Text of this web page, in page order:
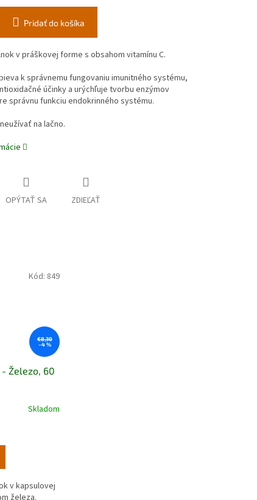
Pridať do košíka
v práškovej forme s obsahom vitamínu C.
k správnemu fungovaniu imunitného systému,
účinky a urýchľuje tvorbu enzýmov
správnu funkciu endokrinného systému.
na lačno.
OPÝTAŤ SA ZDIEĽAŤ
€8,30
–4 %
Železo, 60
Skladom
v kapsulovej
Kód: 849